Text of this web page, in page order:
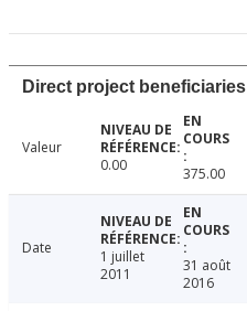
Direct project beneficiaries
Valeur
0.00
375.00
Date
1 juillet
2011
31 août
2016